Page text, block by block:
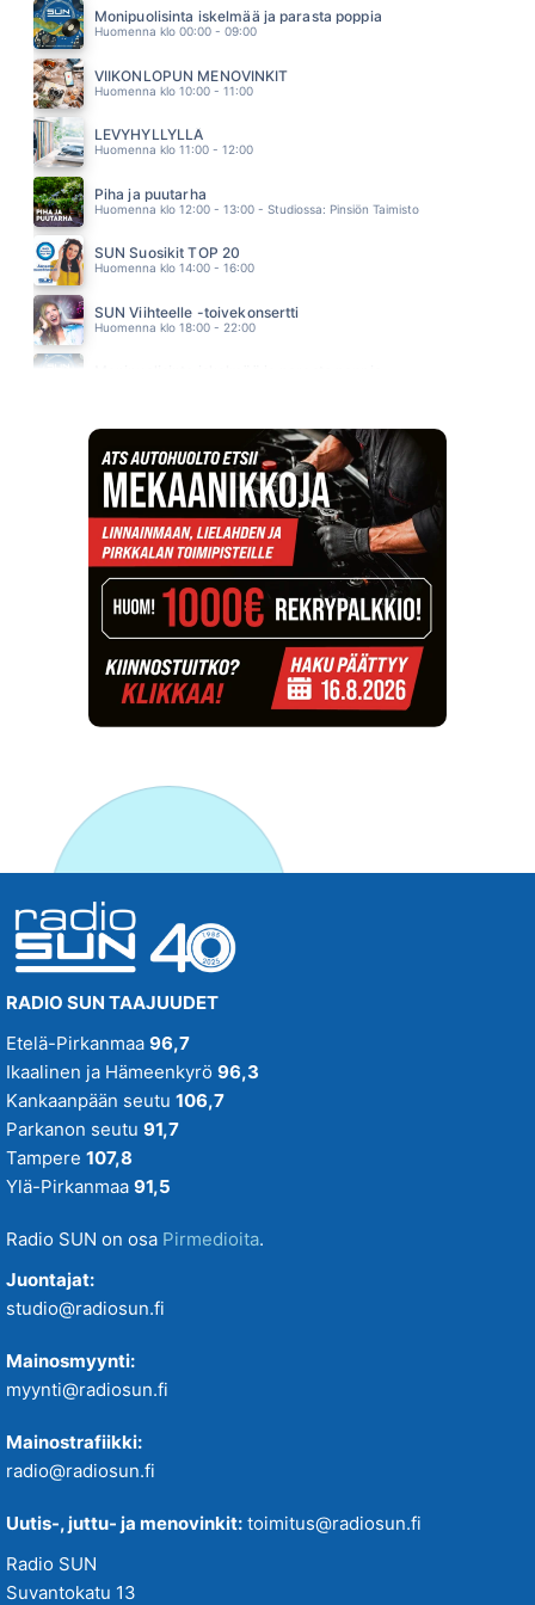
JENNIFER LOPEZ
09.40
JOEL HALLIKAINEN
09.34
Monipuolisinta iskelmää ja parasta poppia
Huomenna klo 00:00 - 09:00
VIIKONLOPUN MENOVINKIT
Huomenna klo 10:00 - 11:00
LEVYHYLLYLLÄ
Huomenna klo 11:00 - 12:00
Piha ja puutarha
Huomenna klo 12:00 - 13:00 - Studiossa: Pinsiön Taimisto
SUN Suosikit TOP 20
Huomenna klo 14:00 - 16:00
SUN Viihteelle -toivekonsertti
Huomenna klo 18:00 - 22:00
RADIO SUN TAAJUUDET
Etelä-Pirkanmaa 96,7
Ikaalinen ja Hämeenkyrö 96,3
Kankaanpään seutu 106,7
Parkanon seutu 91,7
Tampere 107,8
Ylä-Pirkanmaa 91,5
Radio SUN on osa Pirmedioita.
Juontajat:
studio@radiosun.fi
Mainosmyynti:
myynti@radiosun.fi
Mainostrafiikki:
radio@radiosun.fi
Uutis-, juttu- ja menovinkit: toimitus@radiosun.fi
Radio SUN
Suvantokatu 13